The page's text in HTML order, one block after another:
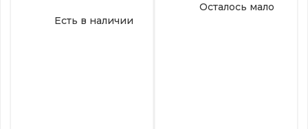
Есть в наличии
Осталось мало